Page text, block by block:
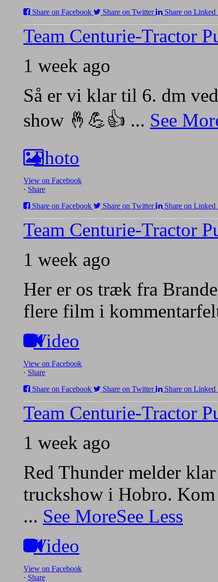
Share on Facebook
Share on Twitter Share on Linked
Team Centurie-Tractor
1 week ago
Så er vi klar til 6. dm
show 🤞💪👍 ... See
Photo
View on Facebook
· Share
Share on Facebook
Share on Twitter Share on Linked
Team Centurie-Tractor
1 week ago
Her er os træk fra
flere film i
Video
View on Facebook
· Share
Share on Facebook
Share on Twitter Share on Linked
Team Centurie-Tractor
1 week ago
Red Thunder melder
truckshow i Hobro.
... See MoreSee Less
Video
View on Facebook
· Share